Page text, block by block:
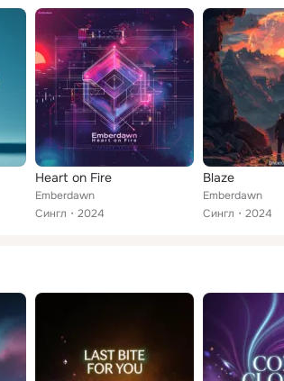
Heart on Fire
Emberdawn
Сингл
2024
Blaze
Emberdawn
Сингл
2024